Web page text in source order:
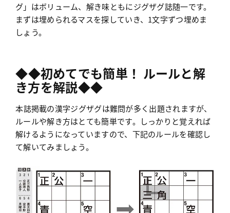
グ」はボリューム、解き味ともにジグザグ誌随一です。
まずは埋められるマスを探していき、1文字ずつ埋めま
しょう。
◆◆初めてでも簡単！ ルールと解
き方を解説◆◆
本誌掲載の漢字ジグザグは難問が多く出題されますが、
ルールや解き方はとても簡単です。しっかりと覚えれば
解けるようになっていますので、下記のルールを確認し
て解いてみましょう。